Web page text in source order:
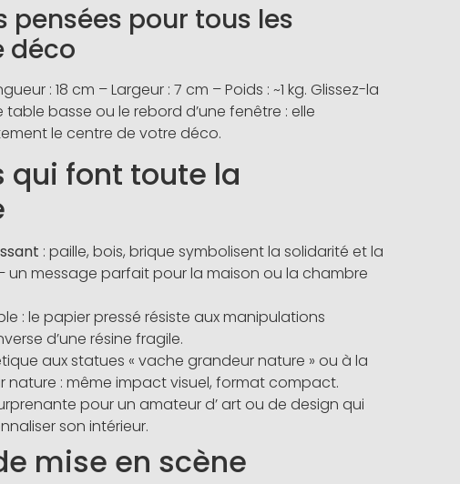
pensées pour tous les
déco
: 18 cm – Largeur : 7 cm – Poids : ~1 kg. Glissez-la
basse ou le rebord d’une fenêtre : elle
le centre de votre déco.
qui font toute la
: paille, bois, brique symbolisent la solidarité et la
un message parfait pour la maison ou la chambre
: le papier pressé résiste aux manipulations
d’une résine fragile.
aux statues « vache grandeur nature » ou à la
nature : même impact visuel, format compact.
pour un amateur d’ art ou de design qui
son intérieur.
mise en scène